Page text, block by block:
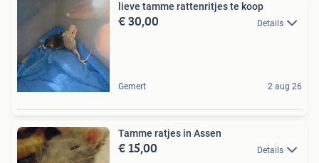
lieve tamme rattenritjes te koop
€ 30,00 Details
Gemert 2 aug 26
Tamme ratjes in Assen
€ 15,00 Details